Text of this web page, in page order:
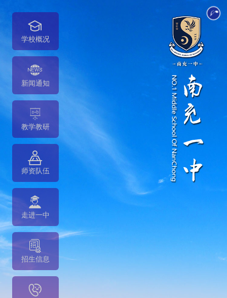
学校概况
新闻通知
教学教研
师资队伍
走进一中
招生信息